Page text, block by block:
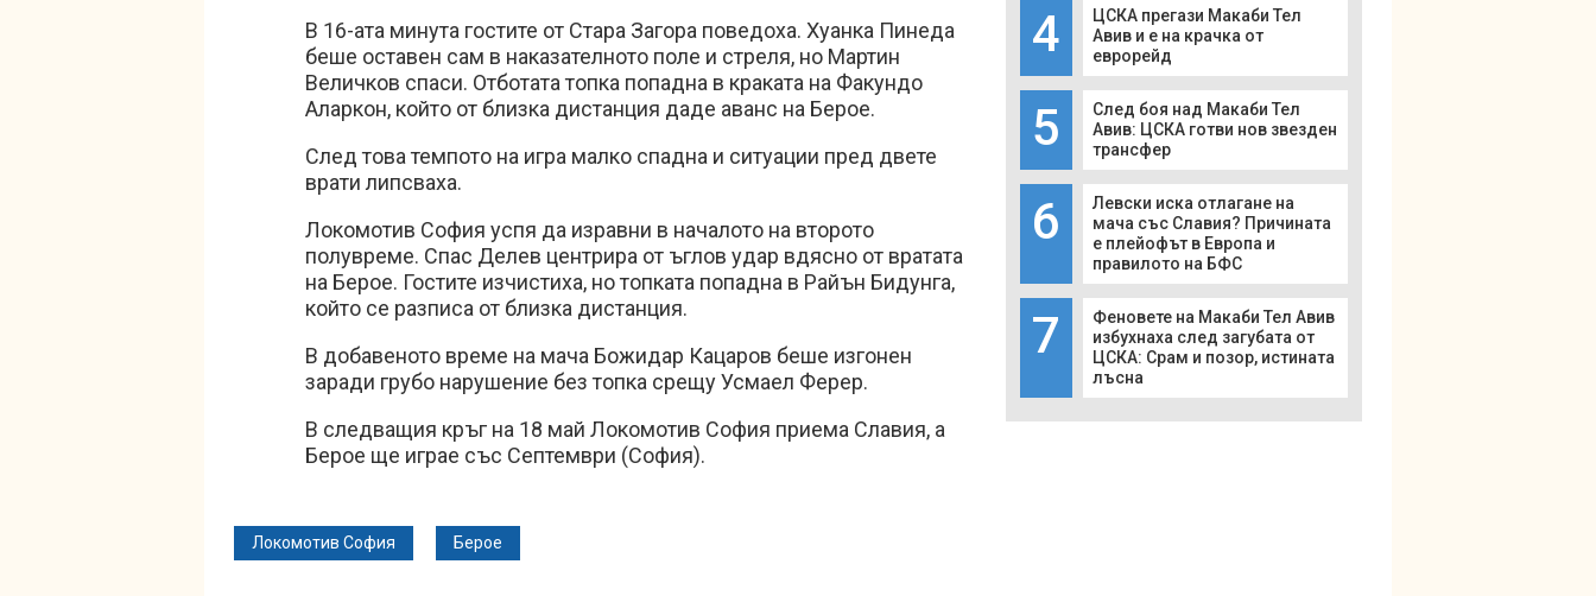
В 16-ата минута гостите от Стара Загора поведоха. Хуанка Пинеда
беше оставен сам в наказателното поле и стреля, но Мартин
Величков спаси. Отботата топка попадна в краката на Факундо
Аларкон, който от близка дистанция даде аванс на Берое.
След това темпото на игра малко спадна и ситуации пред двете
врати липсваха.
Локомотив София успя да изравни в началото на второто
полувреме. Спас Делев центрира от ъглов удар вдясно от вратата
на Берое. Гостите изчистиха, но топката попадна в Райън Бидунга,
който се разписа от близка дистанция.
В добавеното време на мача Божидар Кацаров беше изгонен
заради грубо нарушение без топка срещу Усмаел Ферер.
В следващия кръг на 18 май Локомотив София приема Славия, а
Берое ще играе със Септември (София).
Локомотив София Берое
4
ЦСКА прегази Макаби Тел
Авив и е на крачка от
еврорейд
5
След боя над Макаби Тел
Авив: ЦСКА готви нов звезден
трансфер
6
Левски иска отлагане на
мача със Славия? Причината
е плейофът в Европа и
правилото на БФС
7
Феновете на Макаби Тел Авив
избухнаха след загубата от
ЦСКА: Срам и позор, истината
лъсна